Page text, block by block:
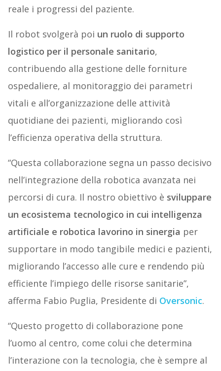
reale i progressi del paziente.
Il robot svolgerà poi un ruolo di supporto
logistico per il personale sanitario,
contribuendo alla gestione delle forniture
ospedaliere, al monitoraggio dei parametri
vitali e all’organizzazione delle attività
quotidiane dei pazienti, migliorando così
l’efficienza operativa della struttura.
“Questa collaborazione segna un passo decisivo
nell’integrazione della robotica avanzata nei
percorsi di cura. Il nostro obiettivo è sviluppare
un ecosistema tecnologico in cui intelligenza
artificiale e robotica lavorino in sinergia per
supportare in modo tangibile medici e pazienti,
migliorando l’accesso alle cure e rendendo più
efficiente l’impiego delle risorse sanitarie”,
afferma Fabio Puglia, Presidente di Oversonic.
“Questo progetto di collaborazione pone
l’uomo al centro, come colui che determina
l’interazione con la tecnologia, che è sempre al